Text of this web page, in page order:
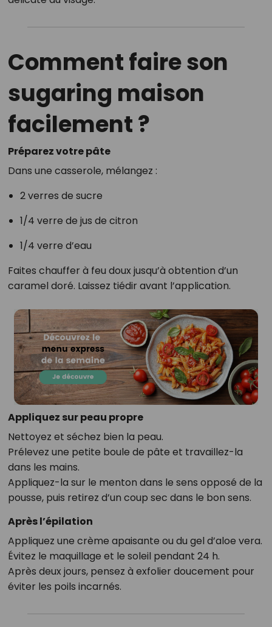
Comment faire son
sugaring maison
facilement ?
Préparez votre pâte
Dans une casserole, mélangez :
2 verres de sucre
1/4 verre de jus de citron
1/4 verre d’eau
Faites chauffer à feu doux jusqu’à obtention d’un
caramel doré. Laissez tiédir avant l’application.
Appliquez sur peau propre
Nettoyez et séchez bien la peau.
Prélevez une petite boule de pâte et travaillez-la
dans les mains.
Appliquez-la sur le menton dans le sens opposé de la
pousse, puis retirez d’un coup sec dans le bon sens.
Après l’épilation
Appliquez une crème apaisante ou du gel d’aloe vera.
Évitez le maquillage et le soleil pendant 24 h.
Après deux jours, pensez à exfolier doucement pour
éviter les poils incarnés.